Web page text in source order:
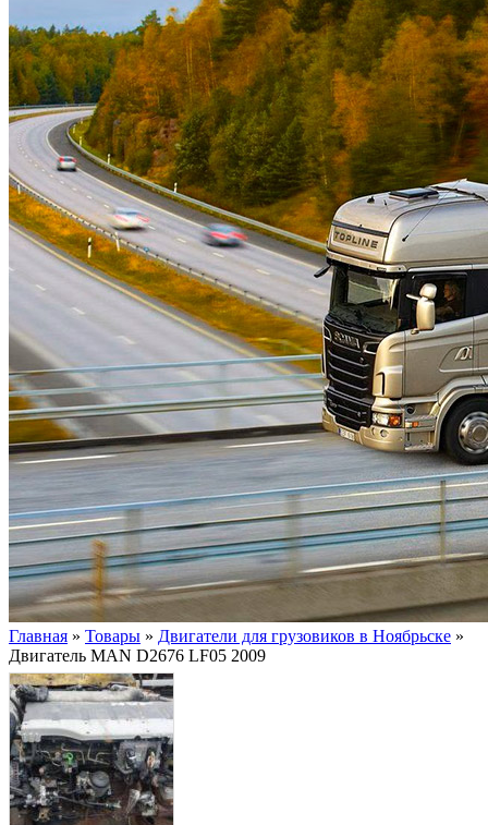
Главная » Товары » Двигатели для грузовиков в Ноябрьске »
Двигатель MAN D2676 LF05 2009